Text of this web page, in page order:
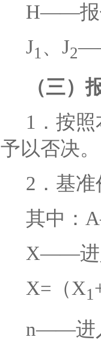
H——
J1 、 J2
（三）
1 ．按
予以否决。
2 ．基
其中：
X——
X= （X1
n——进